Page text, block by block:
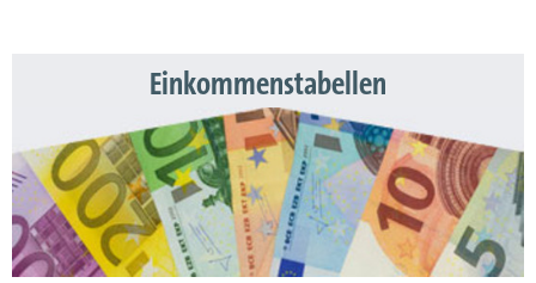
Einkommenstabellen